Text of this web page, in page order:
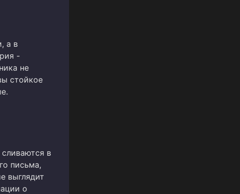
а в
-
не
стойкое
в
письма,
выглядит
о